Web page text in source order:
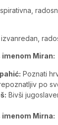
Miran:
Poznati
po
Bivši
Mirna: